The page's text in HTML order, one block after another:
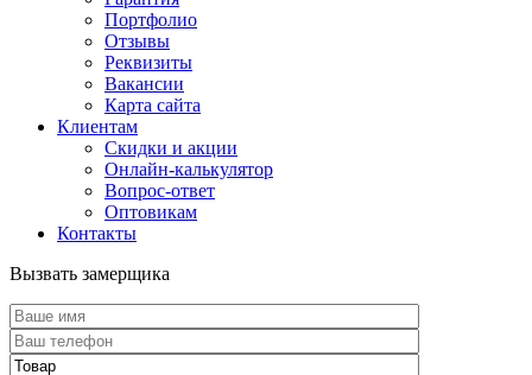
Портфолио
Отзывы
Реквизиты
Вакансии
Карта сайта
Клиентам
Скидки и акции
Онлайн-калькулятор
Вопрос-ответ
Оптовикам
Контакты
Вызвать замерщика